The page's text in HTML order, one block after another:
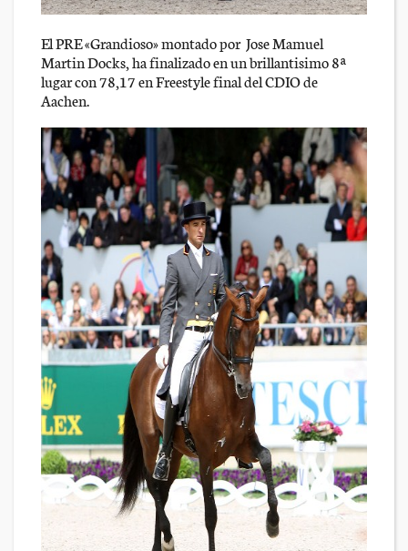
El PRE «Grandioso» montado por Jose Mamuel
Martin Docks, ha finalizado en un brillantisimo 8ª
lugar con 78,17 en Freestyle final del CDIO de
Aachen.